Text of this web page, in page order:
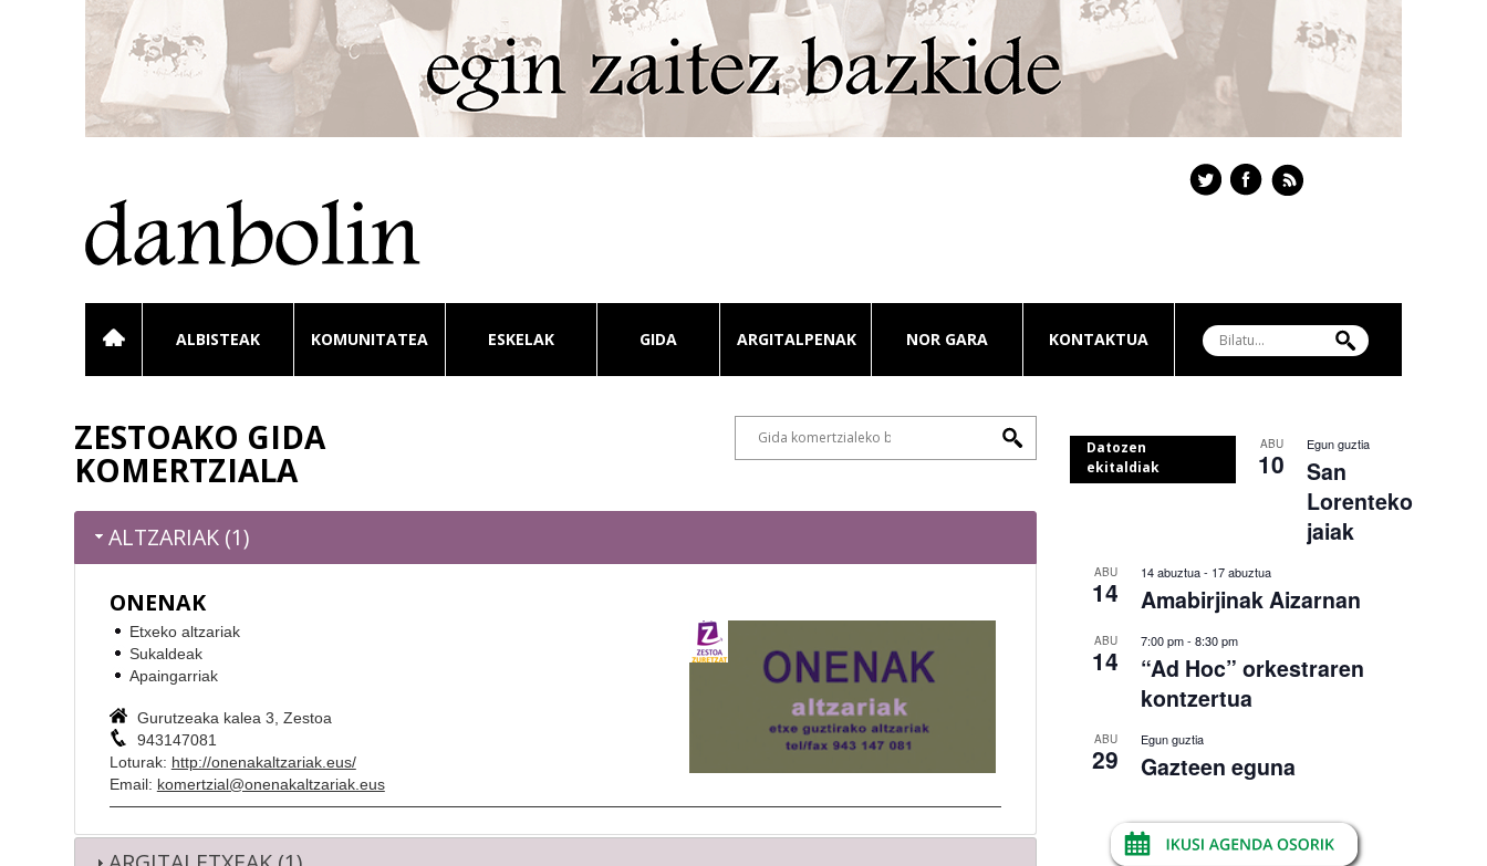
ALBISTEAK KOMUNITATEA ESKELAK GIDA ARGITALPENAK NOR GARA KONTAKTUA
ZESTOAKO GIDA
KOMERTZIALA
ALTZARIAK (1)
ONENAK
Etxeko altzariak
Sukaldeak
Apaingarriak
Gurutzeaka kalea 3, Zestoa
943147081
Loturak: http://onenakaltzariak.eus/
Email: komertzial@onenakaltzariak.eus
Datozen
ekitaldiak
ABU
10
Egun guztia
San
Lorenteko
jaiak
ABU
14
14 abuztua- 17 abuztua
Amabirjinak Aizarnan
ABU
14
7:00 pm- 8:30 pm
“Ad Hoc” orkestraren
kontzertua
ABU
29
Egun guztia
Gazteen eguna